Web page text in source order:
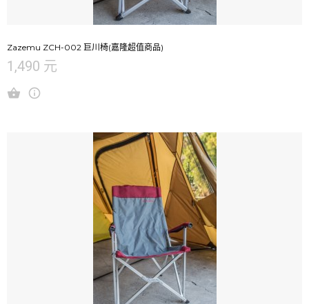
Zazemu ZCH-002 巨川椅(嘉隆超值商品)
1,490 元